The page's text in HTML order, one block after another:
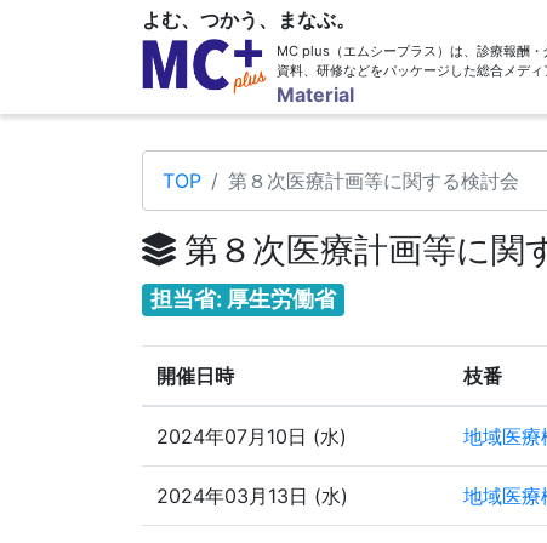
よむ、つかう、まなぶ。
MC plus（エムシープラス）は、診療報酬・
資料、研修などをパッケージした総合メディ
Material
TOP 第８次医療計画等に関する検討会
第８次医療計画等に関
担当省: 厚生労働省
開催日時 枝番
2024年07月10日 (水) 地域医療
2024年03月13日 (水) 地域医療